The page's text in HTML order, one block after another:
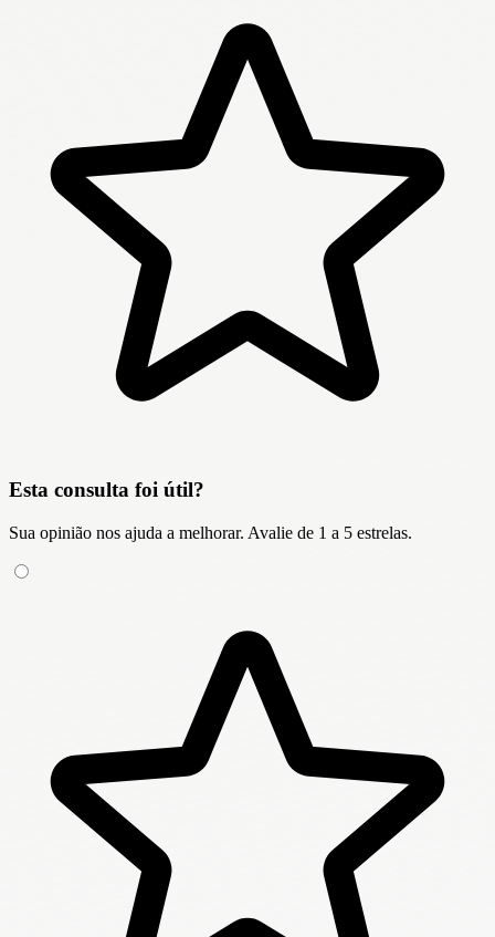
Esta consulta foi útil?
Sua opinião nos ajuda a melhorar. Avalie de 1 a 5 estrelas.